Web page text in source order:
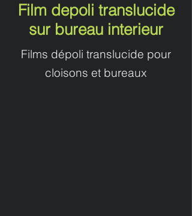
Film depoli translucide
sur bureau interieur
Films dépoli translucide pour
cloisons et bureaux